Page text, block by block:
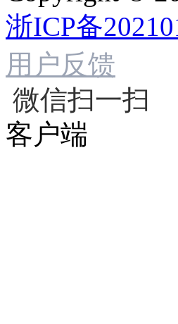
浙ICP备
用户反馈
微信扫一扫
客户端